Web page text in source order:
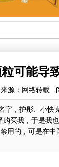
可能导
源：网络转载
，护彤、小快
买我，于是我也
用的，可是在中